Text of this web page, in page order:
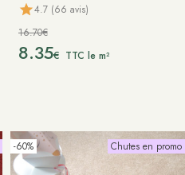
4.7 (66 avis)
16.70€
8.35€ TTC le m²
-60% Chutes en promo